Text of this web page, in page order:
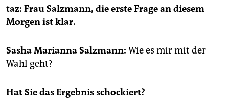
taz: Frau Salzmann, die erste Frage an diesem
Morgen ist klar.
Sasha Marianna Salzmann: Wie es mir mit der
Wahl geht?
Hat Sie das Ergebnis schockiert?